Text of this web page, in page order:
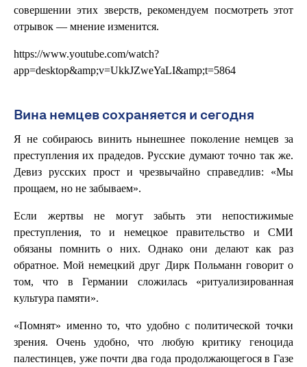
совершении этих зверств, рекомендуем посмотреть этот
отрывок — мнение изменится.
https://www.youtube.com/watch?
app=desktop&amp;v=UkkJZweYaLI&amp;t=5864
Вина немцев сохраняется и сегодня
Я не собираюсь винить нынешнее поколение немцев за
преступления их прадедов. Русские думают точно так же.
Девиз русских прост и чрезвычайно справедлив: «Мы
прощаем, но не забываем».
Если жертвы не могут забыть эти непостижимые
преступления, то и немецкое правительство и СМИ
обязаны помнить о них. Однако они делают как раз
обратное. Мой немецкий друг Дирк Польманн говорит о
том, что в Германии сложилась «ритуализированная
культура памяти».
«Помнят» именно то, что удобно с политической точки
зрения. Очень удобно, что любую критику геноцида
палестинцев, уже почти два года продолжающегося в Газе